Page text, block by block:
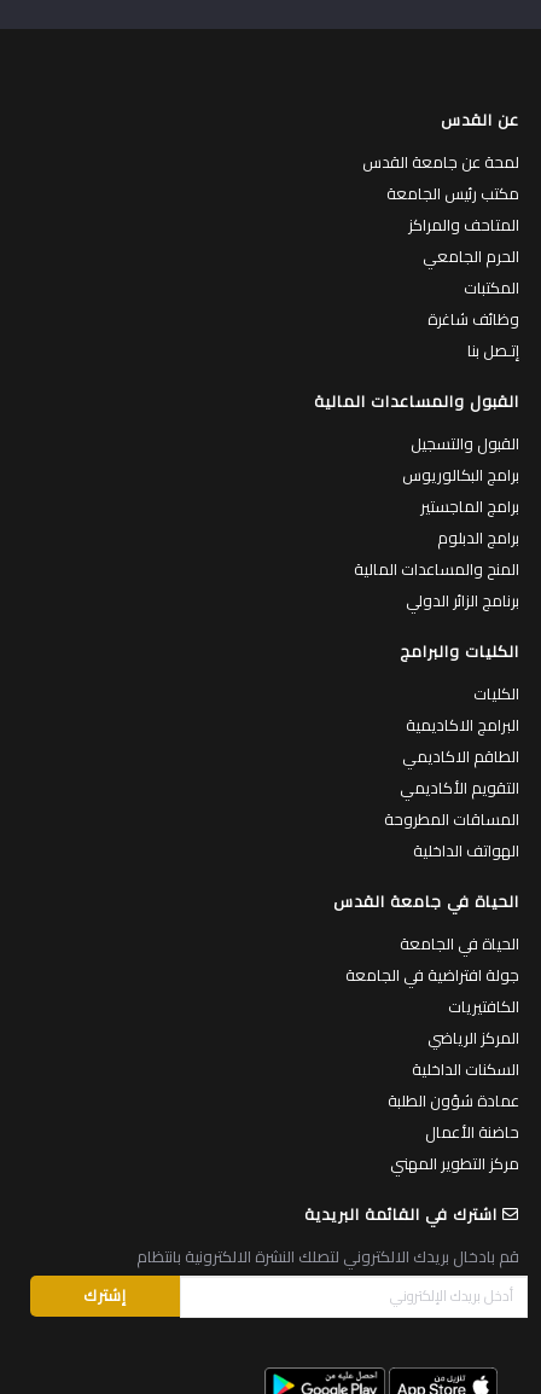
عن القدس
لمحة عن جامعة القدس
مكتب رئيس الجامعة
المتاحف والمراكز
الحرم الجامعي
المكتبات
وظائف شاغرة
إتـصل بنا
القبول والمساعدات المالية
القبول والتسجيل
برامج البكالوريوس
برامج الماجستير
برامج الدبلوم
المنح والمساعدات المالية
برنامج الزائر الدولي
الكليات والبرامج
الكليات
البرامج الاكاديمية
الطاقم الاكاديمي
التقويم الأكاديمي
المساقات المطروحة
الهواتف الداخلية
الحياة في جامعة القدس
الحياة في الجامعة
جولة افتراضية في الجامعة
الكافتيريات
المركز الرياضي
السكنات الداخلية
عمادة شؤون الطلبة
حاضنة الأعمال
مركز التطوير المهني
اشترك في القائمة البريدية
قم بادخال بريدك الالكتروني لتصلك النشرة الالكترونية بانتظام